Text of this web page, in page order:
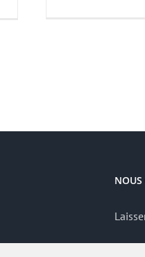
NOUS